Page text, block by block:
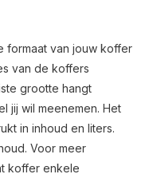
formaat van jouw koffer
van de koffers
grootte hangt
jij wil meenemen. Het
in inhoud en liters.
Voor meer
koffer enkele